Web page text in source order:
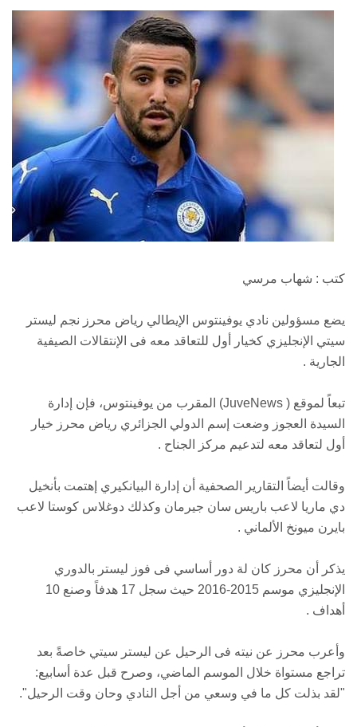
كتب : شهاب مرسي
يضع مسؤولين نادي يوفينتوس الإيطالي رياض محرز نجم ليستر
سيتي الإنجليزي كخيار أول للتعاقد معه فى الإنتقالات الصيفية
الجارية .
تبعاً لموقع ( JuveNews) المقرب من يوفينتوس، فإن إدارة
السيدة العجوز وضعت إسم الدولي الجزائري رياض محرز خيار
أول لتعاقد معه لتدعيم مركز الجناح .
وقالت أيضاً التقارير الصحفية أن إدارة البيانكيري إهتمت بأنخيل
دي ماريا لاعب باريس سان جيرمان وكذلك دوغلاس كوستا لاعب
بايرن ميونخ الألماني .
يذكر أن محرز كان لة دور أساسي فى فوز ليستر بالدوري
الإنجليزي موسم 2015-2016 حيث سجل 17 هدفاً وصنع 10
أهداف .
وأعرب محرز عن نيته فى الرحيل عن ليستر سيتي خاصةً بعد
تراجع مستواة خلال الموسم الماضي، وصرح قبل عدة أسابيع:
"لقد بذلت كل ما في وسعي من أجل النادي وحان وقت الرحيل".